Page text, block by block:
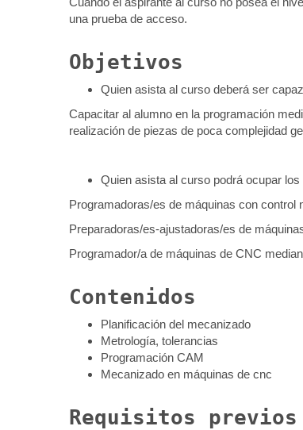
una prueba de acceso.
Objetivos
Quien asista al curso deberá ser
Capacitar al alumno en la programación
realización de piezas de poca complejidad
Quien asista al curso podrá ocupar
Programadoras/es de máquinas con control
Preparadoras/es-ajustadoras/es de
Programador/a de máquinas de CNC
Contenidos
Planificación del mecanizado
Metrología, tolerancias
Programación CAM
Mecanizado en máquinas de cnc
Requisitos previos